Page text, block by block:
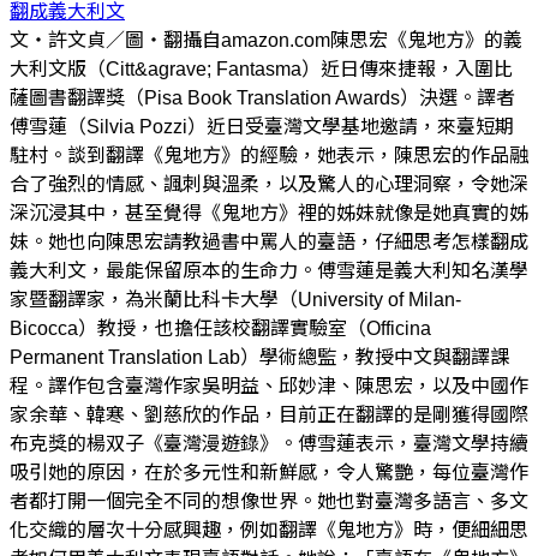
翻成義大利文
文・許文貞／圖・翻攝自amazon.com陳思宏《鬼地方》的義
大利文版（Citt&agrave; Fantasma）近日傳來捷報，入圍比
薩圖書翻譯獎（Pisa Book Translation Awards）決選。譯者
傅雪蓮（Silvia Pozzi）近日受臺灣文學基地邀請，來臺短期
駐村。談到翻譯《鬼地方》的經驗，她表示，陳思宏的作品融
合了強烈的情感、諷刺與溫柔，以及驚人的心理洞察，令她深
深沉浸其中，甚至覺得《鬼地方》裡的姊妹就像是她真實的姊
妹。她也向陳思宏請教過書中罵人的臺語，仔細思考怎樣翻成
義大利文，最能保留原本的生命力。傅雪蓮是義大利知名漢學
家暨翻譯家，為米蘭比科卡大學（University of Milan-
Bicocca）教授，也擔任該校翻譯實驗室（Officina
Permanent Translation Lab）學術總監，教授中文與翻譯課
程。譯作包含臺灣作家吳明益、邱妙津、陳思宏，以及中國作
家余華、韓寒、劉慈欣的作品，目前正在翻譯的是剛獲得國際
布克獎的楊双子《臺灣漫遊錄》。傅雪蓮表示，臺灣文學持續
吸引她的原因，在於多元性和新鮮感，令人驚艷，每位臺灣作
者都打開一個完全不同的想像世界。她也對臺灣多語言、多文
化交織的層次十分感興趣，例如翻譯《鬼地方》時，便細細思